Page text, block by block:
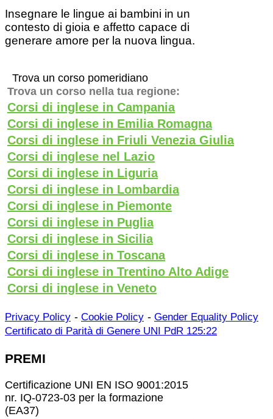
Insegnare le lingue ai bambini in un
contesto di gioia e affetto capace di
generare amore per la nuova lingua.
Trova un corso pomeridiano
Trova un corso nella tua regione:
Corsi di inglese in Campania
Corsi di inglese in Emilia Romagna
Corsi di inglese in Friuli Venezia Giulia
Corsi di inglese nel Lazio
Corsi di inglese in Liguria
Corsi di inglese in Lombardia
Corsi di inglese in Piemonte
Corsi di inglese in Puglia
Corsi di inglese in Sicilia
Corsi di inglese in Toscana
Corsi di inglese in Trentino Alto Adige
Corsi di inglese in Veneto
Privacy Policy - Cookie Policy - Gender Equality Policy
Certificato di Parità di Genere UNI PdR 125:22
PREMI
Certificazione UNI EN ISO 9001:2015
nr. IQ-0723-03 per la formazione
(EA37)